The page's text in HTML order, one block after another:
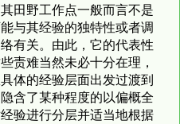
田野工作点一般而言不是
与其经验的独特性或者调
有关。由此，它的代表性
责难当然未必十分在理，
体的经验层面出发过渡到
含了某种程度的以偏概全
验进行分层并适当地根据